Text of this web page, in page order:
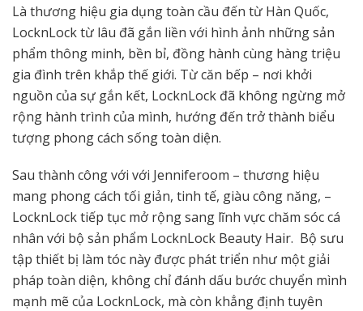
Là thương hiệu gia dụng toàn cầu đến từ Hàn Quốc,
LocknLock từ lâu đã gắn liền với hình ảnh những sản
phẩm thông minh, bền bỉ, đồng hành cùng hàng triệu
gia đình trên khắp thế giới. Từ căn bếp – nơi khởi
nguồn của sự gắn kết, LocknLock đã không ngừng mở
rộng hành trình của mình, hướng đến trở thành biểu
tượng phong cách sống toàn diện.
Sau thành công với với Jenniferoom – thương hiệu
mang phong cách tối giản, tinh tế, giàu công năng, –
LocknLock tiếp tục mở rộng sang lĩnh vực chăm sóc cá
nhân với bộ sản phẩm LocknLock Beauty Hair. Bộ sưu
tập thiết bị làm tóc này được phát triển như một giải
pháp toàn diện, không chỉ đánh dấu bước chuyển mình
mạnh mẽ của LocknLock, mà còn khẳng định tuyên